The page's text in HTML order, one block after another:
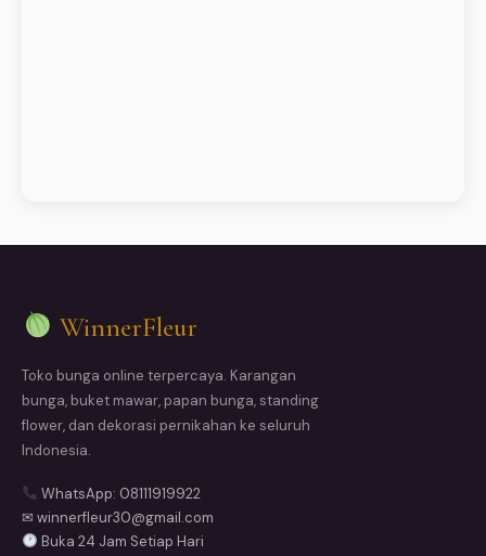
WinnerFleur
Toko bunga online terpercaya. Karangan
bunga, buket mawar, papan bunga, standing
flower, dan dekorasi pernikahan ke seluruh
Indonesia.
WhatsApp: 08111919922
✉ winnerfleur30@gmail.com
Buka 24 Jam Setiap Hari